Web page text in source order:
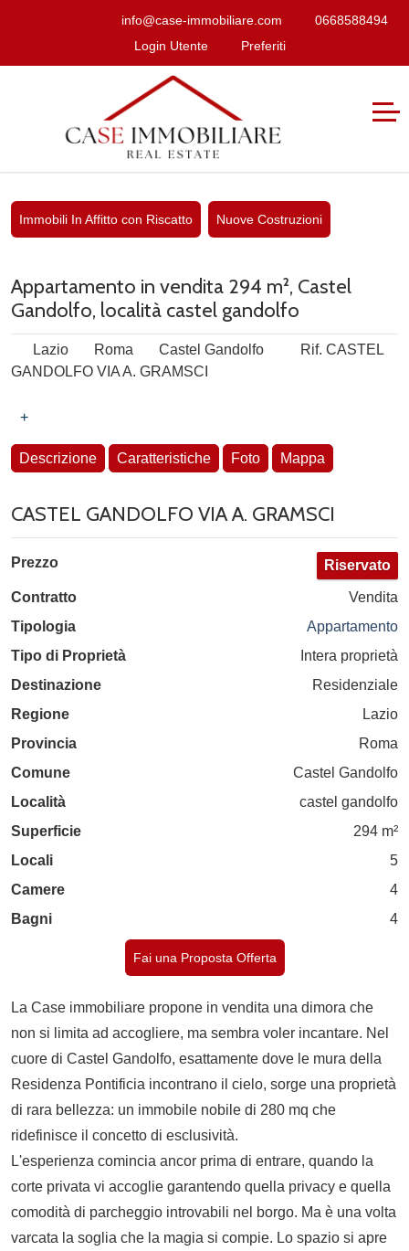
info@case-immobiliare.com
0668588494
Login Utente
Preferiti
Immobili In Affitto con Riscatto Nuove Costruzioni
Appartamento in vendita 294 m², Castel
Gandolfo, località castel gandolfo
Lazio Roma Castel Gandolfo
Rif. CASTEL
GANDOLFO VIA A. GRAMSCI
+
Descrizione Caratteristiche Foto Mappa
CASTEL GANDOLFO VIA A. GRAMSCI
Prezzo Riservato
Contratto
Vendita
Tipologia
Appartamento
Tipo di Proprietà
Intera proprietà
Destinazione
Residenziale
Regione
Lazio
Provincia
Roma
Comune
Castel Gandolfo
Località
castel gandolfo
Superficie
294 m²
Locali
5
Camere
4
Bagni
4
Fai una Proposta Offerta
La Case immobiliare propone in vendita una dimora che
non si limita ad accogliere, ma sembra voler incantare. Nel
cuore di Castel Gandolfo, esattamente dove le mura della
Residenza Pontificia incontrano il cielo, sorge una proprietà
di rara bellezza: un immobile nobile di 280 mq che
ridefinisce il concetto di esclusività.
L'esperienza comincia ancor prima di entrare, quando la
corte privata vi accoglie garantendo quella privacy e quella
comodità di parcheggio introvabili nel borgo. Ma è una volta
varcata la soglia che la magia si compie. Lo spazio si apre